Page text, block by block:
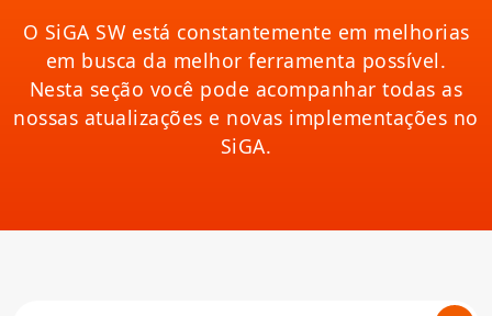
O SiGA SW está constantemente em melhorias
em busca da melhor ferramenta possível.
Nesta seção você pode acompanhar todas as
nossas atualizações e novas implementações no
SiGA.